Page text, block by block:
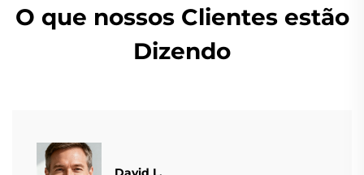
O que nossos Clientes estão
Dizendo